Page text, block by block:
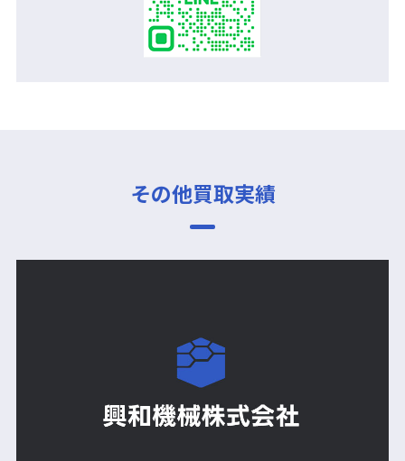
その他買取実績